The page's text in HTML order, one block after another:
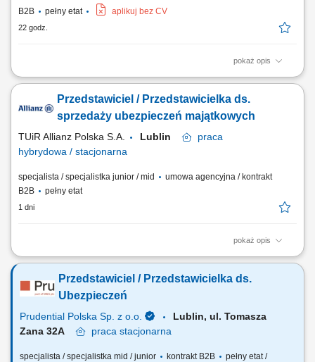
B2B
pełny etat aplikuj bez CV
22 godz.
pokaż opis
Zadania Tworzenie i pielęgnowanie trwałych więzi biznesowych.
dedykowanych rozwiązań polisowych. Organizowanie oraz
prowadzenie prezentacji i konsultacji w trybie online oraz stacjonarnie.
Przedstawiciel / Przedstawicielka ds.
sprzedaży ubezpieczeń majątkowych
TUiR Allianz Polska S.A. Lublin
praca
hybrydowa / stacjonarna
specjalista / specjalistka junior / mid
umowa agencyjna / kontrakt
B2B
pełny etat
1 dni
pokaż opis
Zakres obowiązków: Budowanie i rozwijanie relacji z klientami; Analiza
Prowadzenie spotkań online i stacjonarnych; Rozwijanie własnego
portfela klientów; Aktywne pozyskiwanie nowych kontaktów
Przedstawiciel / Przedstawicielka ds.
Ubezpieczeń
Prudential Polska Sp. z o.o.
Lublin, ul. Tomasza
Zana 32A
praca stacjonarna
specjalista / specjalistka mid / junior kontrakt B2B
pełny etat /